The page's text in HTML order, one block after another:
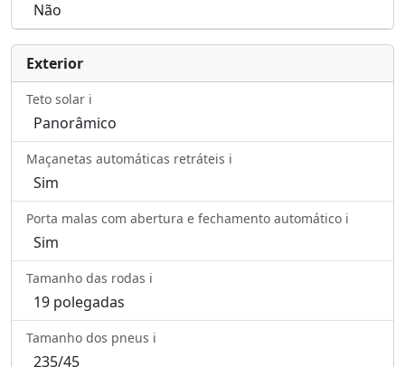
Não
Exterior
Teto solar ℹ️
Panorâmico
Maçanetas automáticas retráteis ℹ️
Sim
Porta malas com abertura e fechamento automático ℹ️
Sim
Tamanho das rodas ℹ️
19 polegadas
Tamanho dos pneus ℹ️
235/45